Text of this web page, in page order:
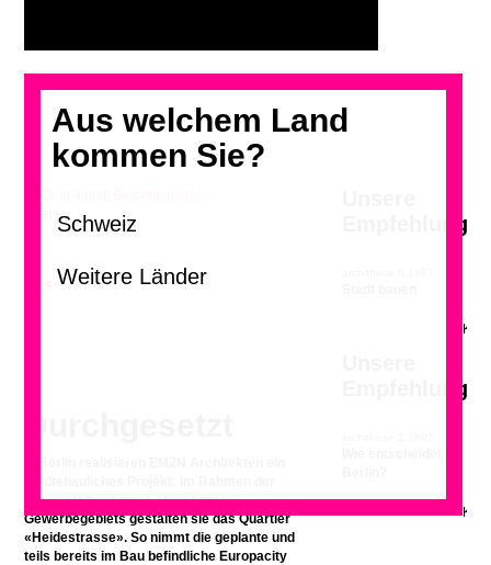
Aus welchem Land
kommen Sie?
Querschnitt Gesamtansicht
< >
Neugestaltung eines ehemaligen
Gewerbegebiets gestalten sie das Quartier
«Heidestrasse». So nimmt die geplante und
teils bereits im Bau befindliche Europacity
Empfehlung
Empfehlung